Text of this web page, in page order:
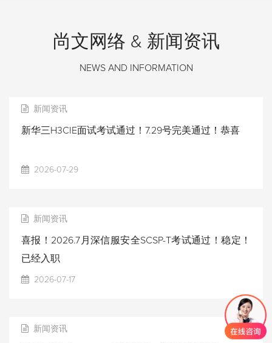
尚文网络 & 新闻资讯
NEWS AND INFORMATION
新闻资讯
新华三H3CIE面试考试通过！7.29号完美通过！恭喜
2026-07-29
新闻资讯
喜报！2026.7月深信服安全SCSP-T考试通过！稳定！
已经入职
2026-07-17
新闻资讯